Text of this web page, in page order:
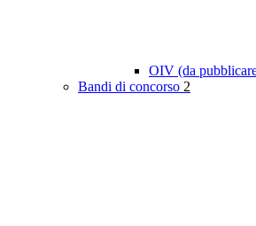
OIV (da
Bandi di concorso 2